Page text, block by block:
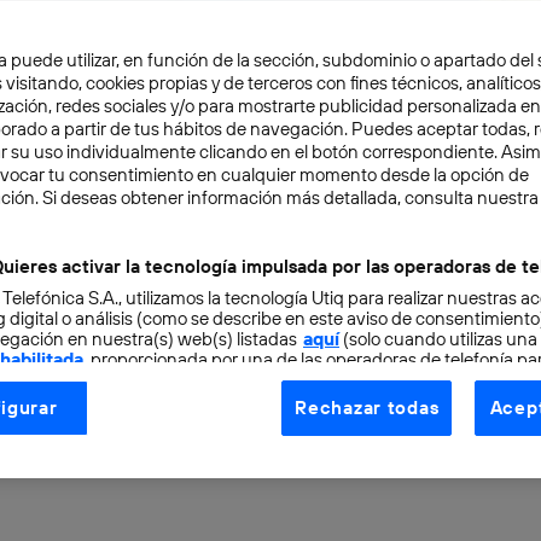
4 min
artificiales: desde
hasta incrementar tu
puede utilizar, en función de la sección, subdominio o apartado del
visitando, cookies propias y de terceros con fines técnicos,
redes sociales y/o para mostrarte publicidad personalizada
a partir de tus hábitos de navegación. Puedes aceptar todas,
su uso individualmente clicando en el botón correspondiente.
tu consentimiento en cualquier momento desde la opción de
Si deseas obtener información más detallada, consulta nuestra
activar la tecnología impulsada por las operadoras de
S.A., utilizamos la tecnología Utiq para realizar nuestras
digital o análisis (como se describe en este aviso de
en nuestra(s) web(s) listadas aquí(solo cuando utilizas una
, proporcionada por una de las operadoras de telefonía
consentimiento en cada página web).
Utiq está diseñada con la privacidad como prioridad
dirección IP y otra información de la cuenta de cliente de
Rechazar todas